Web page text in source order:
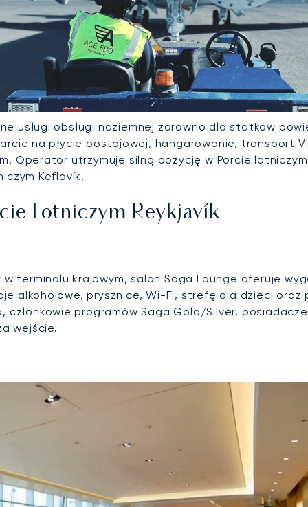
usługi obsługi naziemnej zarówno dla statków
na płycie postojowej, hangarowanie, transport
Operator utrzymuje silną pozycję w Porcie
Keflavík.
Lotniczym Reykjavík
w terminalu krajowym, salon Saga Lounge oferuje
alkoholowe, prysznice, Wi-Fi, strefę dla dzieci
członkowie programów Saga Gold/Silver,
wejście.